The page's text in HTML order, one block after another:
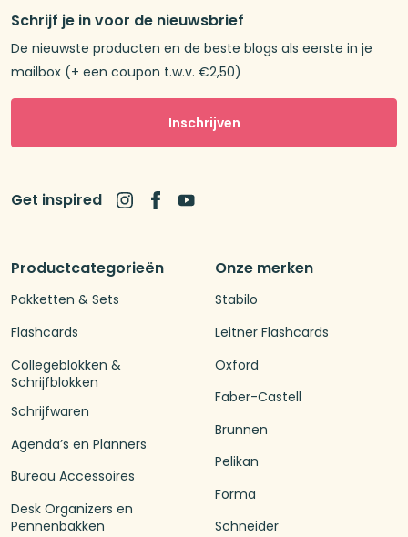
Productcategorieën
Pakketten & Sets
Flashcards
Collegeblokken &
Schrijfblokken
Schrijfwaren
Agenda’s en Planners
Bureau Accessoires
Desk Organizers en
Pennenbakken
Onze merken
Stabilo
Leitner Flashcards
Oxford
Faber-Castell
Brunnen
Pelikan
Forma
Schneider
Schrijf je in voor de nieuwsbrief
De nieuwste producten en de beste blogs als eerste in je
mailbox (+ een coupon t.w.v. €2,50)
Inschrijven
Get inspired